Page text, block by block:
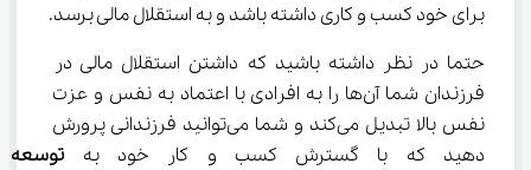
برای خود کسب و کاری داشته باشد و به استقلال مالی برسد.
حتما در نظر داشته باشید که داشتن استقلال مالی در
فرزندان شما آن‌ها را به افرادی با اعتماد به نفس و عزت
نفس بالا تبدیل می‌کند و شما می‌توانید فرزندانی پرورش
دهید که با گسترش کسب و کار خود به